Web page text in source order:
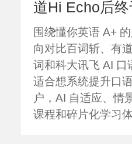
道Hi Echo后
围绕懂你英语 A+
向对比百词斩、有
词和科大讯飞 AI 口
适合想系统提升口
户，AI 自适应、情
课程和碎片化学习